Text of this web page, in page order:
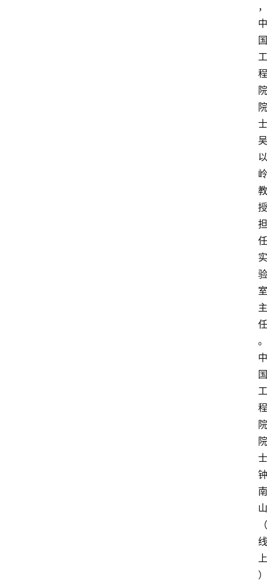
，
中
国
工
程
院
院
士
吴
以
岭
教
授
担
任
实
验
室
主
任
。
中
国
工
程
院
院
士
钟
南
山
（
线
上
）